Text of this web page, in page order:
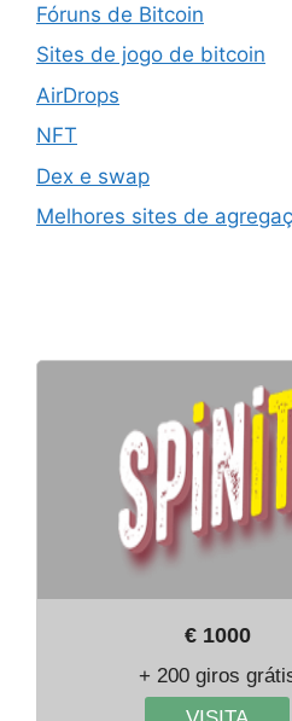
Fóruns de Bitcoin
Sites de jogo de bitcoin
AirDrops
NFT
Dex e swap
Melhores sites de
€ 1000
+ 200 giros